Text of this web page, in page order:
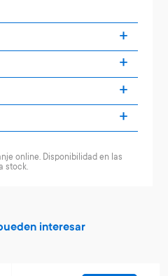
online. Disponibilidad en las
stock.
interesar